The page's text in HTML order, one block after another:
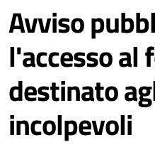
Avviso
l'accesso al
destinato
incolpevoli